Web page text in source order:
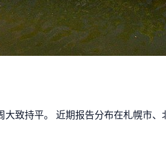
致持平。 近期报告分布在札幌市